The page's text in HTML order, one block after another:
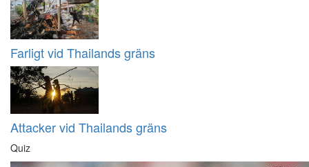
Farligt vid Thailands gräns
Attacker vid Thailands gräns
Quiz